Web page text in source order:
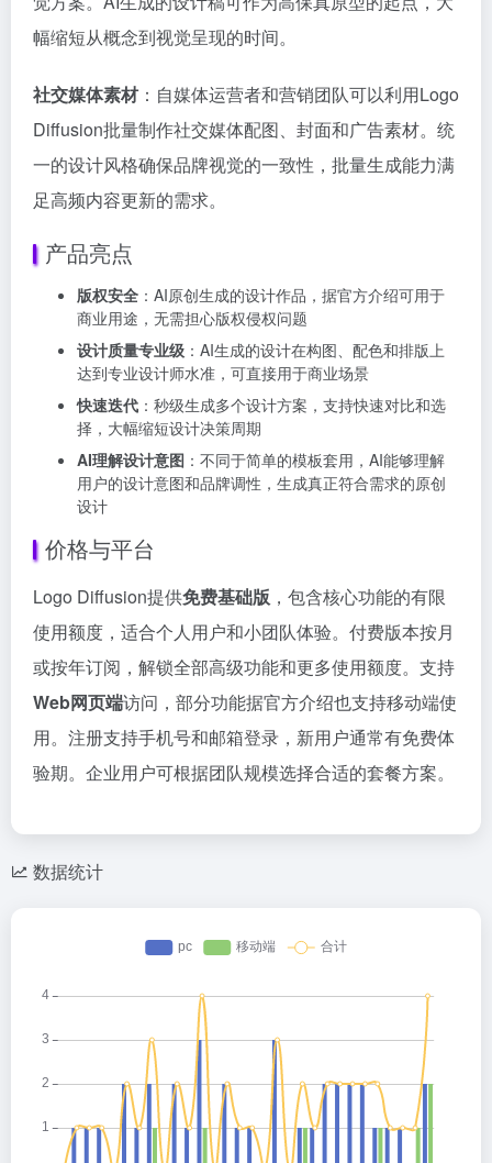
幅缩短从概念到视觉呈现的时间。
社交媒体素材：自媒体运营者和营销团队可以利用Logo
Diffusion批量制作社交媒体配图、封面和广告素材。统
一的设计风格确保品牌视觉的一致性，批量生成能力满
足高频内容更新的需求。
产品亮点
版权安全 ：AI原创生成的设计作品，据官方介绍可用于
商业用途，无需担心版权侵权问题
设计质量专业级 ：AI生成的设计在构图、配色和排版上
达到专业设计师水准，可直接用于商业场景
快速迭代 ：秒级生成多个设计方案，支持快速对比和选
择，大幅缩短设计决策周期
AI理解设计意图 ：不同于简单的模板套用，AI能够理解
用户的设计意图和品牌调性，生成真正符合需求的原创
设计
价格与平台
Logo Diffusion提供免费基础版 ，包含核心功能的有限
使用额度，适合个人用户和小团队体验。付费版本按月
或按年订阅，解锁全部高级功能和更多使用额度。支持
Web网页端访问，部分功能据官方介绍也支持移动端使
用。注册支持手机号和邮箱登录，新用户通常有免费体
验期。企业用户可根据团队规模选择合适的套餐方案。
数据统计